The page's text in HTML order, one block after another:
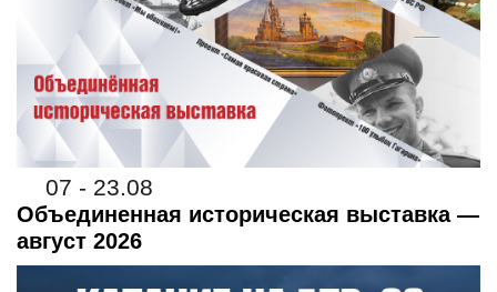
07 - 23.08
Объединенная историческая выставка —
август 2026